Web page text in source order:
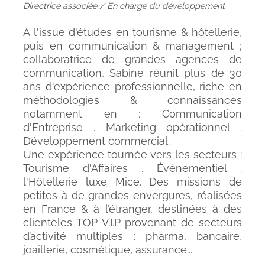
Directrice associée / En charge du développement
A l'issue d'études en tourisme & hôtellerie,
puis en communication & management ;
collaboratrice de grandes agences de
communication, Sabine réunit plus de 30
ans d'expérience professionnelle, riche en
méthodologies & connaissances
notamment en : Communication
d'Entreprise . Marketing opérationnel .
Développement commercial.
Une expérience tournée vers les secteurs :
Tourisme d'Affaires . Événementiel .
l'Hôtellerie luxe Mice. Des missions de
petites à de grandes envergures, réalisées
en France & à l’étranger, destinées à des
clientèles TOP V.I.P provenant de secteurs
d’activité multiples : pharma, bancaire,
joaillerie, cosmétique, assurance...